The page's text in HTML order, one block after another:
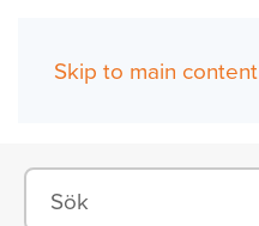
Skip to main content